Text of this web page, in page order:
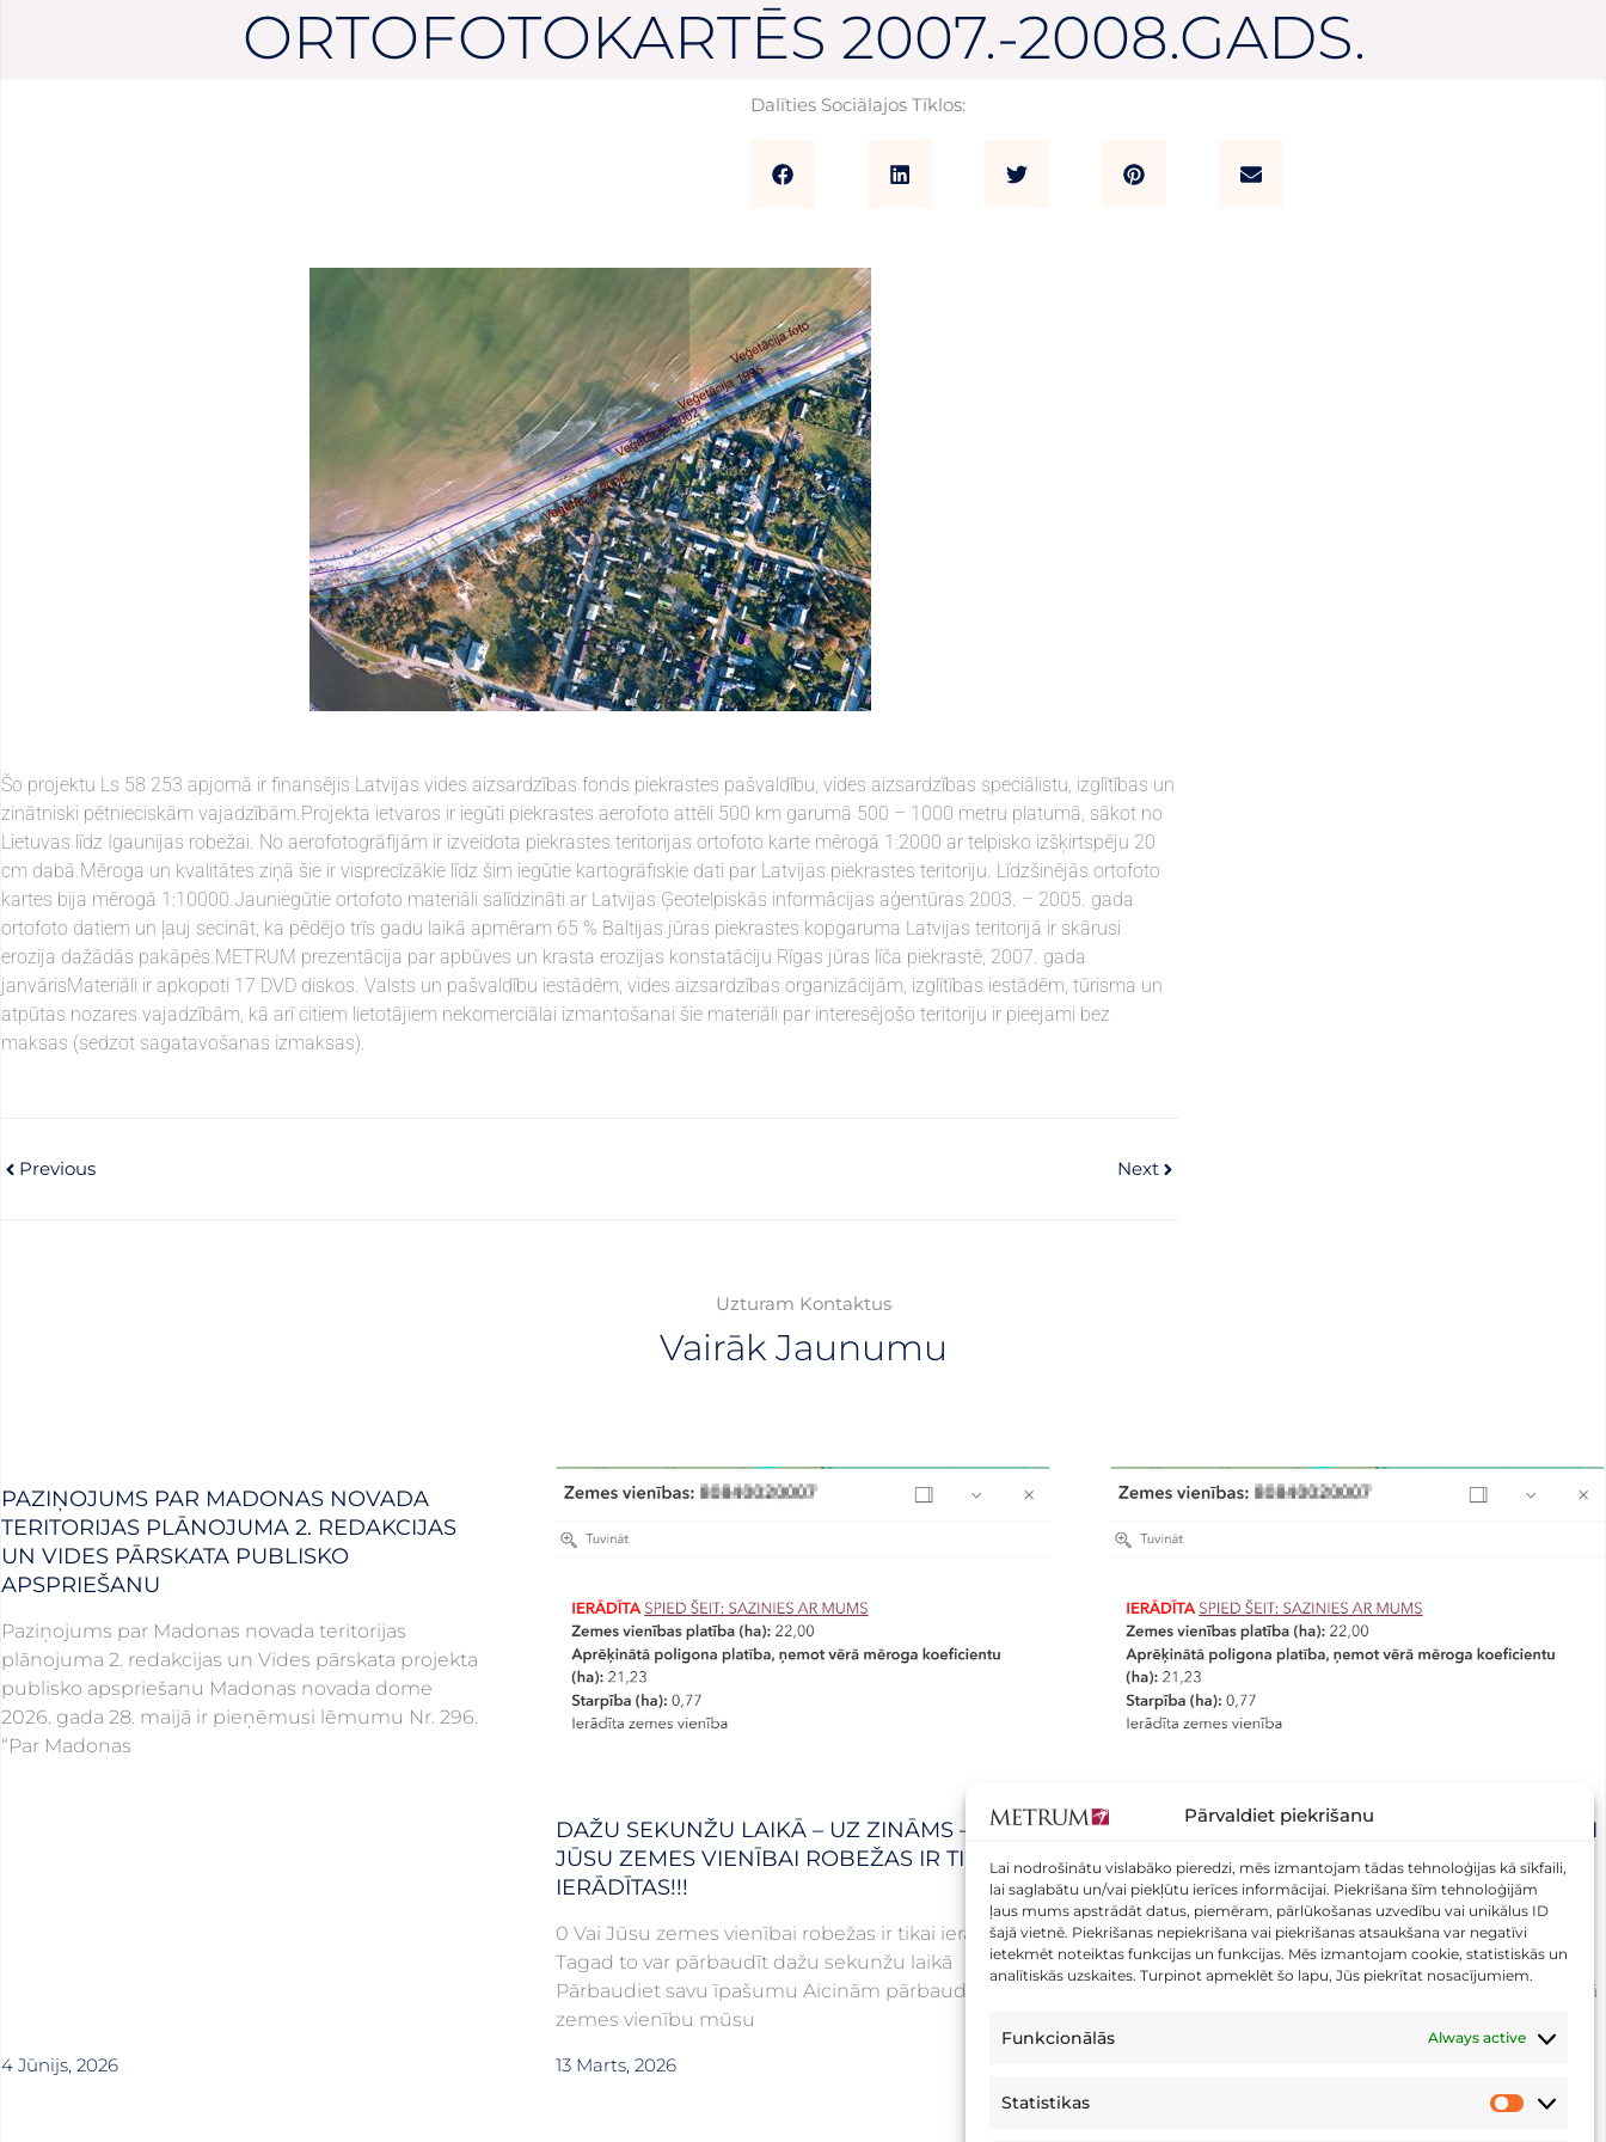
Pārvaldiet piekrišanu
Lai nodrošinātu vislabāko pieredzi, mēs izmantojam tādas tehnoloģijas kā sīkfaili,
lai saglabātu un/vai piekļūtu ierīces informācijai. Piekrišana šīm tehnoloģijām
ļaus mums apstrādāt datus, piemēram, pārlūkošanas uzvedību vai unikālus ID
šajā vietnē. Piekrišanas nepiekrišana vai piekrišanas atsaukšana var negatīvi
ietekmēt noteiktas funkcijas un funkcijas. Mēs izmantojam cookie, statistiskās un
analītiskās uzskaites. Turpinot apmeklēt šo lapu, Jūs piekrītat nosacījumiem.
Funkcionālās Always active
Statistikas Statistikas
ORTOFOTOKARTĒS 2007.-2008.GADS.
Dalīties Sociālajos Tīklos:
Šo projektu Ls 58 253 apjomā ir finansējis Latvijas vides aizsardzības fonds piekrastes pašvaldību, vides aizsardzības speciālistu, izglītības un
zinātniski pētnieciskām vajadzībām.Projekta ietvaros ir iegūti piekrastes aerofoto attēli 500 km garumā 500 – 1000 metru platumā, sākot no
Lietuvas līdz Igaunijas robežai. No aerofotogrāfijām ir izveidota piekrastes teritorijas ortofoto karte mērogā 1:2000 ar telpisko izšķirtspēju 20
cm dabā.Mēroga un kvalitātes ziņā šie ir visprecīzākie līdz šim iegūtie kartogrāfiskie dati par Latvijas piekrastes teritoriju. Līdzšinējās ortofoto
kartes bija mērogā 1:10000.Jauniegūtie ortofoto materiāli salīdzināti ar Latvijas Ģeotelpiskās informācijas aģentūras 2003. – 2005. gada
ortofoto datiem un ļauj secināt, ka pēdējo trīs gadu laikā apmēram 65 % Baltijas jūras piekrastes kopgaruma Latvijas teritorijā ir skārusi
erozija dažādās pakāpēs.METRUM prezentācija par apbūves un krasta erozijas konstatāciju Rīgas jūras līča piekrastē, 2007. gada
janvārisMateriāli ir apkopoti 17 DVD diskos. Valsts un pašvaldību iestādēm, vides aizsardzības organizācijām, izglītības iestādēm, tūrisma un
atpūtas nozares vajadzībām, kā arī citiem lietotājiem nekomerciālai izmantošanai šie materiāli par interesējošo teritoriju ir pieejami bez
maksas (sedzot sagatavošanas izmaksas).
Previous
Next
Uzturam Kontaktus
Vairāk Jaunumu
PAZIŅOJUMS PAR MADONAS NOVADA
TERITORIJAS PLĀNOJUMA 2. REDAKCIJAS
UN VIDES PĀRSKATA PUBLISKO
APSPRIEŠANU
Paziņojums par Madonas novada teritorijas
plānojuma 2. redakcijas un Vides pārskata projekta
publisko apspriešanu Madonas novada dome
2026. gada 28. maijā ir pieņēmusi lēmumu Nr. 296.
“Par Madonas
4 Jūnijs, 2026
DAŽU SEKUNŽU LAIKĀ – UZ ZINĀMS – VAI
JŪSU ZEMES VIENĪBAI ROBEŽAS IR TIKAI
IERĀDĪTAS!!!
0 Vai Jūsu zemes vienībai robežas ir tikai ierādītas?
Tagad to var pārbaudīt dažu sekunžu laikā
Pārbaudiet savu īpašumu Aicinām pārbaudīt savu
zemes vienību mūsu
13 Marts, 2026
VAI JŪSU ZEMES VIENĪBAI ROBEŽAS IR TIKAI
IERĀDĪTAS? TAGAD TO VAR PĀRBAUDĪT
DAŽU SEKUNŽU LAIKĀ!
0 Vai Jūsu zemes vienībai robežas ir tikai ierādītas?
Tagad to var pārbaudīt dažu sekunžu laikā Aicinām
pārbaudīt savu zemes vienību mūsu izveidotajā rīkā